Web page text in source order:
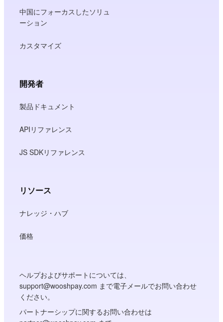
中国にフォーカスしたソリュ
ーション
カスタマイズ
開発者
製品ドキュメント
APIリファレンス
JS SDKリファレンス
リソース
ナレッジ・ハブ
価格
ヘルプおよびサポートについては、
support@wooshpay.com まで電子メールでお問い合わせ
ください。
パートナーシップに関するお問い合わせは